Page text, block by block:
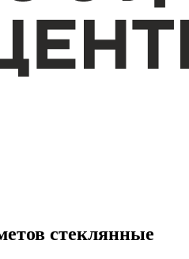
стеклянные